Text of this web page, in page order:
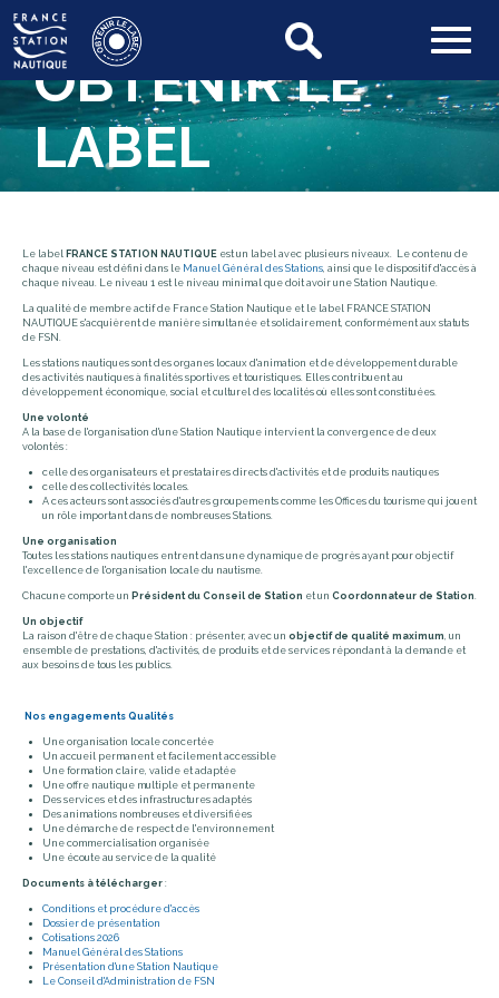
OBTENIR LE
LABEL
Le label FRANCE STATION NAUTIQUE est un label avec plusieurs niveaux. Le contenu de
chaque niveau est défini dans le Manuel Général des Stations, ainsi que le dispositif d'accès à
chaque niveau. Le niveau 1 est le niveau minimal que doit avoir une Station Nautique.
La qualité de membre actif de France Station Nautique et le label FRANCE STATION
NAUTIQUE s'acquièrent de manière simultanée et solidairement, conformément aux statuts
de FSN.
Les stations nautiques sont des organes locaux d'animation et de développement durable
des activités nautiques à finalités sportives et touristiques. Elles contribuent au
développement économique, social et culturel des localités où elles sont constituées.
Une volonté
A la base de l'organisation d'une Station Nautique intervient la convergence de deux
volontés :
celle des organisateurs et prestataires directs d'activités et de produits nautiques
celle des collectivités locales.
A ces acteurs sont associés d'autres groupements comme les Offices du tourisme qui jouent
un rôle important dans de nombreuses Stations.
Une organisation
Toutes les stations nautiques entrent dans une dynamique de progrès ayant pour objectif
l'excellence de l'organisation locale du nautisme.
Chacune comporte un Président du Conseil de Station et un Coordonnateur de Station.
Un objectif
La raison d'être de chaque Station : présenter, avec un objectif de qualité maximum, un
ensemble de prestations, d'activités, de produits et de services répondant à la demande et
aux besoins de tous les publics.
Nos engagements Qualités
Une organisation locale concertée
Un accueil permanent et facilement accessible
Une formation claire, valide et adaptée
Une offre nautique multiple et permanente
Des services et des infrastructures adaptés
Des animations nombreuses et diversifiées
Une démarche de respect de l'environnement
Une commercialisation organisée
Une écoute au service de la qualité
Documents à télécharger :
Conditions et procédure d'accès
Dossier de présentation
Cotisations 2026
Manuel Général des Stations
Présentation d'une Station Nautique
Le Conseil d'Administration de FSN